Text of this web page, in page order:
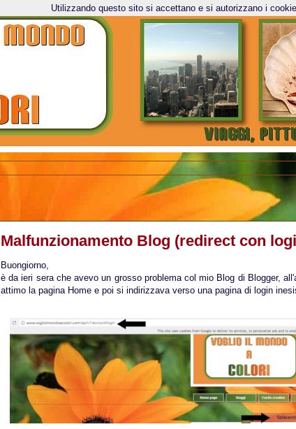
Malfunzionamento Blog (redirect con
Buongiorno,
è da ieri sera che avevo un grosso problema col mio Blog di Blogger,
attimo la pagina Home e poi si indirizzava verso una pagina di login
Utilizzando questo sito si accettano e si autorizzano i